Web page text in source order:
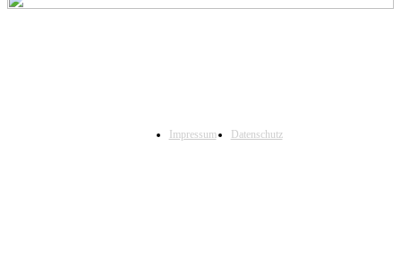
Impressum Datenschutz